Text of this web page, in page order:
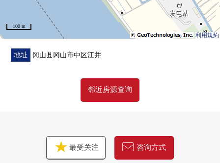
"免费评估的申请"
免费热线0120-321-098
利用規約
100 m
地址 冈山县冈山市中区江并
邻近房源查询
最受关注 咨询方式